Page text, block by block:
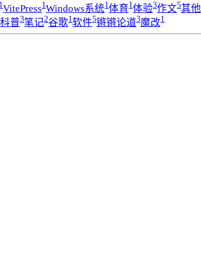
VitePress1Windows系统1体育1体验3作文5其他
科普3笔记2谷歌1软件5锵锵论道3魔改1